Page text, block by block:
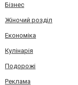
Бізнес
Жіночий розділ
Економіка
Кулінарія
Подорожі
Реклама